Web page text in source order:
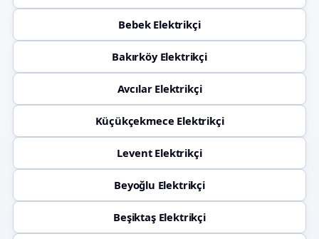
Bebek Elektrikçi
Bakırköy Elektrikçi
Avcılar Elektrikçi
Küçükçekmece Elektrikçi
Levent Elektrikçi
Beyoğlu Elektrikçi
Beşiktaş Elektrikçi